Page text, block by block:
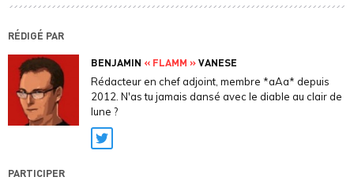
RÉDIGÉ PAR
BENJAMIN « FLAMM »VANESE
Rédacteur en chef adjoint, membre *aAa* depuis
2012. N'as tu jamais dansé avec le diable au clair de
lune ?
Twitter
PARTICIPER